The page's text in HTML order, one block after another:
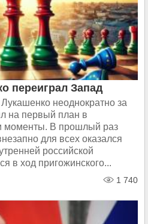
переиграл Запад
неоднократно за
на первый план в
моменты. В прошлый раз
для всех оказался
российской
в ход пригожинского...
1 740